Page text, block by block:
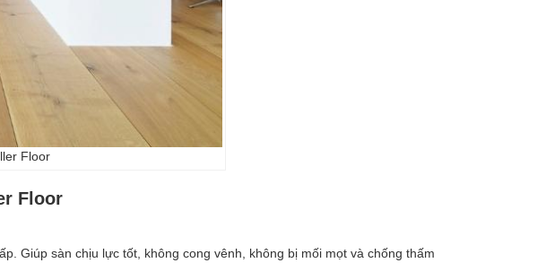
Floor
Floor
Giúp sàn chịu lực tốt, không cong vênh, không bị mối mọt và chống thấm